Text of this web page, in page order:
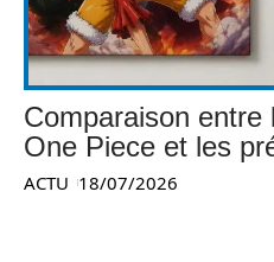
Comparaison entre
One Piece et les
ACTU 18/07/2026